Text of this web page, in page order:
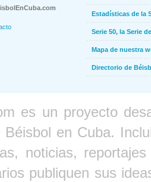
Estadísticas de la
Serie 50, la Serie
Mapa de nuestra
Directorio de
es un proyecto
Béisbol en Cuba.
noticias,
publiquen sus